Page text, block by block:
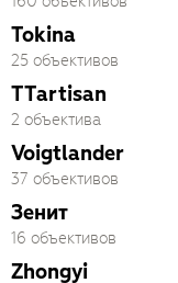
Tokina
25 объективов
TTartisan
2 объектива
Voigtlander
37 объективов
Зенит
16 объективов
Zhongyi